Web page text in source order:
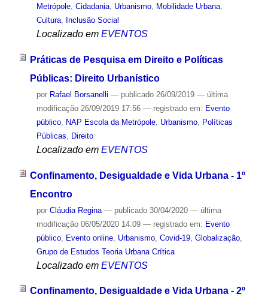
Metrópole, Cidadania, Urbanismo, Mobilidade Urbana,
Cultura, Inclusão Social
Localizado em EVENTOS
Práticas de Pesquisa em Direito e Políticas
Públicas: Direito Urbanístico
por Rafael Borsanelli — publicado26/09/2019 — última
modificação26/09/2019 17:56 — registrado em: Evento
público, NAP Escola da Metrópole, Urbanismo,
Políticas
Públicas
Direito
Localizado em EVENTOS
Confinamento, Desigualdade e Vida Urbana - 1º
Encontro
por Cláudia Regina — publicado30/04/2020 — última
modificação06/05/2020 14:09 — registrado em: Evento
público, Evento online, Urbanismo, Covid-19, Globalização,
Grupo de Estudos Teoria Urbana Crítica
Localizado em EVENTOS
Confinamento, Desigualdade e Vida Urbana - 2º